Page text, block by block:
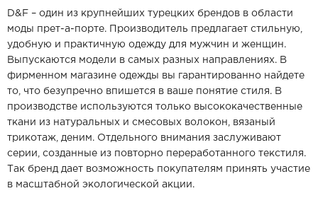
D&F – один из крупнейших турецких брендов в области
моды прет-а-порте. Производитель предлагает стильную,
удобную и практичную одежду для мужчин и женщин.
Выпускаются модели в самых разных направлениях. В
фирменном магазине одежды вы гарантированно найдете
то, что безупречно впишется в ваше понятие стиля. В
производстве используются только высококачественные
ткани из натуральных и смесовых волокон, вязаный
трикотаж, деним. Отдельного внимания заслуживают
серии, созданные из повторно переработанного текстиля.
Так бренд дает возможность покупателям принять участие
в масштабной экологической акции.